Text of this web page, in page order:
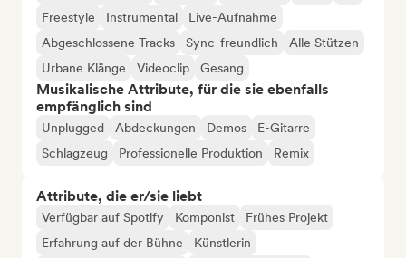
Freestyle
Instrumental
Live-Aufnahme
Abgeschlossene Tracks
Sync-freundlich
Alle Stützen
Urbane Klänge
Videoclip Gesang
Musikalische Attribute, für die sie ebenfalls
empfänglich sind
Unplugged Abdeckungen Demos
E-Gitarre
Schlagzeug
Professionelle Produktion Remix
Attribute, die er/sie liebt
Verfügbar auf Spotify Komponist
Frühes Projekt
Erfahrung auf der Bühne
Künstlerin